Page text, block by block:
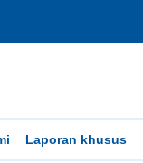
Laporan khusus